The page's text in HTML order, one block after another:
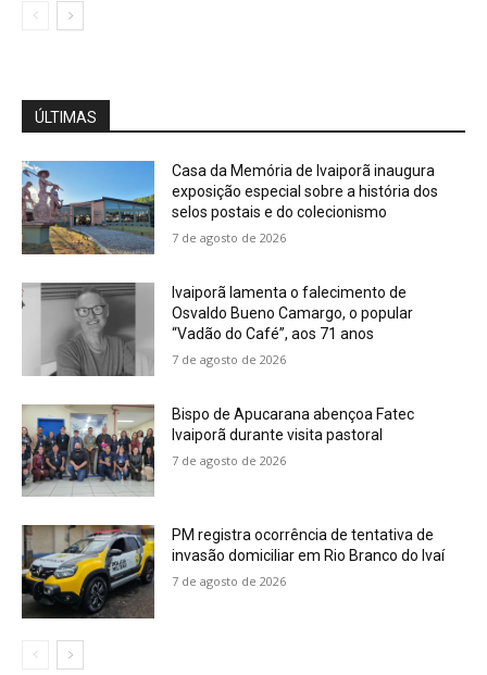
ÚLTIMAS
Casa da Memória de Ivaiporã inaugura
exposição especial sobre a história dos
selos postais e do colecionismo
7 de agosto de 2026
Ivaiporã lamenta o falecimento de
Osvaldo Bueno Camargo, o popular
“Vadão do Café”, aos 71 anos
7 de agosto de 2026
Bispo de Apucarana abençoa Fatec
Ivaiporã durante visita pastoral
7 de agosto de 2026
PM registra ocorrência de tentativa de
invasão domiciliar em Rio Branco do Ivaí
7 de agosto de 2026